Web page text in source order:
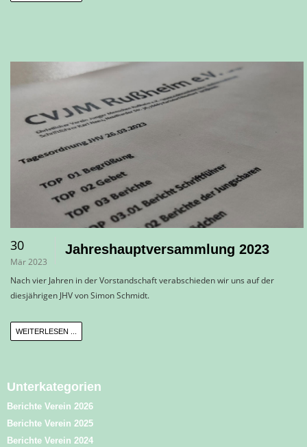
30
Mär 2023
Jahreshauptversammlung 2023
Nach vier Jahren in der Vorstandschaft verabschieden wir uns auf der
diesjährigen JHV von Simon Schmidt.
WEITERLESEN ...
Unterkategorien
Berichte Verein 2026
Berichte Verein 2025
Berichte Verein 2024